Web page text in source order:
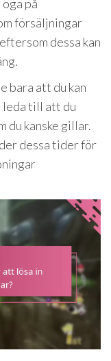
på
försäljningar
dessa kan
bara att du kan
leda till att du
du kanske gillar.
dessa tider för